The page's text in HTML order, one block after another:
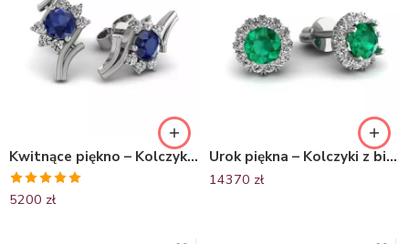
Kwitnące piękno – Kolczyki z białego złota z szafirami i diamentami
Oceniono
5200 zł
Urok piękna – Kolczyki z białego złota Diamond Sky, diamenty, szmaragdy
14370 zł